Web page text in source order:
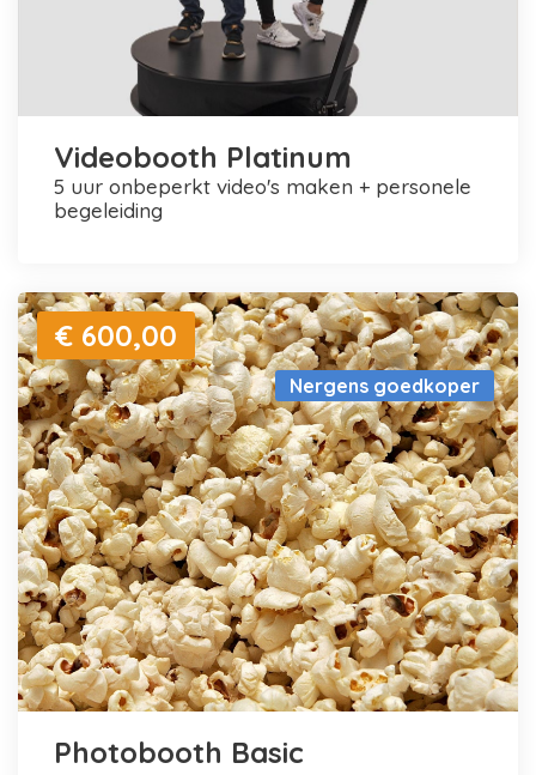
Videobooth Platinum
5 uur onbeperkt video's maken + personele
begeleiding
Nergens goedkoper
€ 600,00
Photobooth Basic